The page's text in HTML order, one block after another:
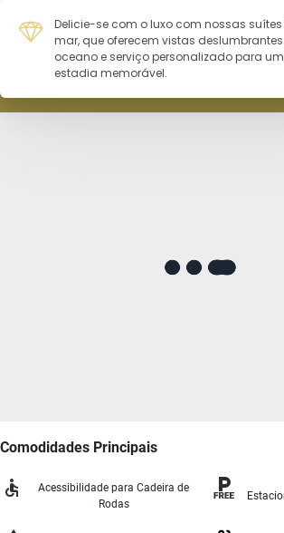
Check-Out
Comodidades Principais
Acessibilidade para Cadeira de
Rodas